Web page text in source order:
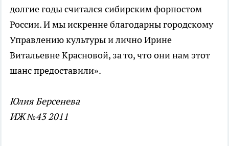
долгие годы считался сибирским форпостом
России. И мы искренне благодарны городскому
Управлению культуры и лично Ирине
Витальевне Красновой, за то, что они нам этот
шанс предоставили».
Юлия Берсенева
ИЖ №43 2011